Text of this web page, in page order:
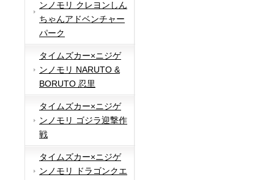
ンノモリ クレヨンしん
ちゃんアドベンチャー
パーク
タイムズカー×ニジゲ
ンノモリ NARUTO &
BORUTO 忍里
タイムズカー×ニジゲ
ンノモリ ゴジラ迎撃作
戦
タイムズカー×ニジゲ
ンノモリ ドラゴンクエ